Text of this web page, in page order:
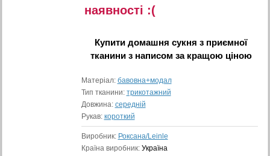
наявностi :(
Купитидомашня сукня з приємної
тканини з написом за кращою ціною
Матеріал: бавовна+модал
Тип тканини: трикотажний
Довжина: середній
Рукав: короткий
Виробник: Роксана/Leinle
Країна виробник: Україна